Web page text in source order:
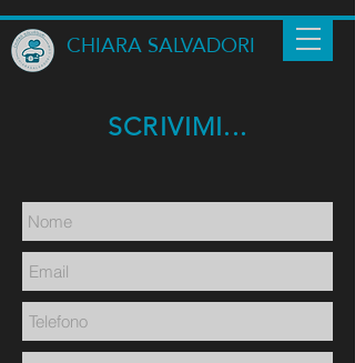
CHIARA SALVADORI
SCRIVIMI...